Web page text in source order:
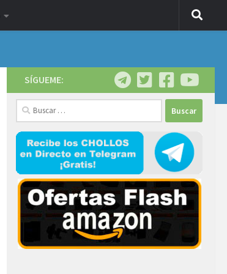
SÍGUEME:
Buscar: